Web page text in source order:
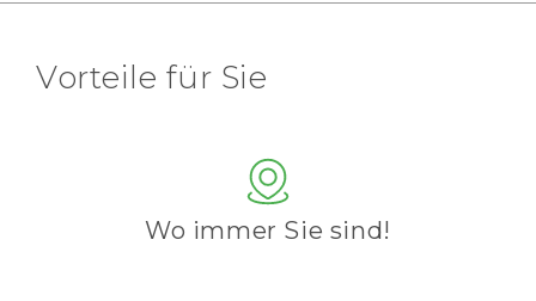
Vorteile für Sie
Wo immer Sie sind!